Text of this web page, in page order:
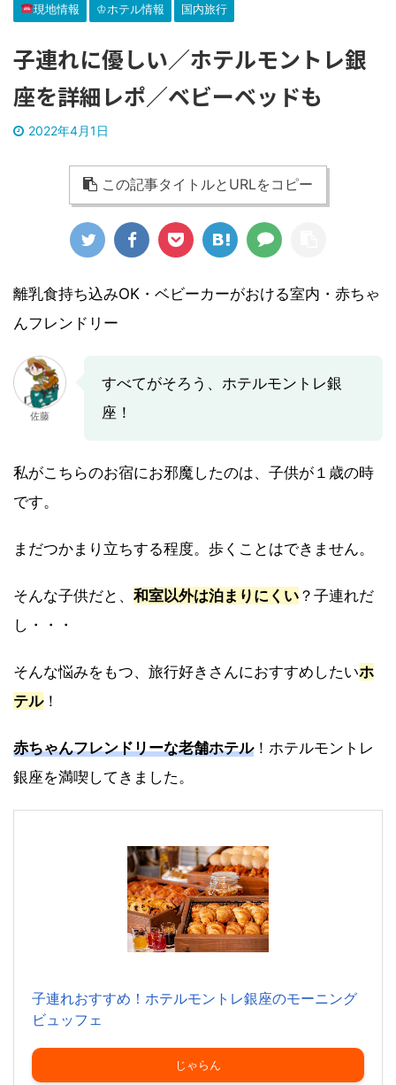
現地情報 ♔ホテル情報 国内旅行
子連れに優しい／ホテルモントレ銀
座を詳細レポ／ベビーベッドも
2022年4月1日
この記事タイトルとURLをコピー
離乳食持ち込みOK・ベビーカーがおける室内・赤ちゃ
んフレンドリー
佐藤
すべてがそろう、ホテルモントレ銀
座！
私がこちらのお宿にお邪魔したのは、子供が１歳の時
です。
まだつかまり立ちする程度。歩くことはできません。
そんな子供だと、 和室以外は泊まりにくい ？子連れだ
し・・・
そんな悩みをもつ、旅行好きさんにおすすめしたいホ
テル！
赤ちゃんフレンドリーな老舗ホテル！ホテルモントレ
銀座を満喫してきました。
子連れおすすめ！ホテルモントレ銀座のモーニング
ビュッフェ
じゃらん